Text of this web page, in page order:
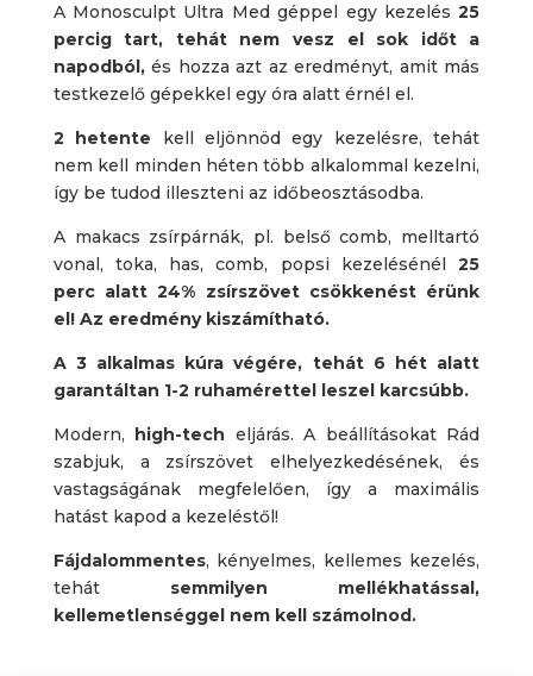
A Monosculpt Ultra Med géppel egy kezelés25
percig tart, tehát nem vesz el sok időt a
napodból,és hozza azt az eredményt, amit más
testkezelő gépekkel egy óra alatt érnél el.
2 hetente kell eljönnöd egy kezelésre, tehát
nem kell minden héten több alkalommal kezelni,
így be tudod illeszteni az időbeosztásodba.
A makacs zsírpárnák, pl. belső comb, melltartó
vonal, toka, has, comb, popsi kezelésénél25
perc alatt 24% zsírszövet csökkenést érünk
el! Az eredmény kiszámítható.
A 3 alkalmas kúra végére, tehát 6 hét alatt
garantáltan 1-2 ruhamérettel leszel karcsúbb.
Modern, high-tech eljárás. A beállításokat Rád
szabjuk, a zsírszövet elhelyezkedésének, és
vastagságának megfelelően, így a maximális
hatást kapod a kezeléstől!
Fájdalommentes, kényelmes, kellemes kezelés,
tehát semmilyen mellékhatással,
kellemetlenséggel nem kell számolnod.